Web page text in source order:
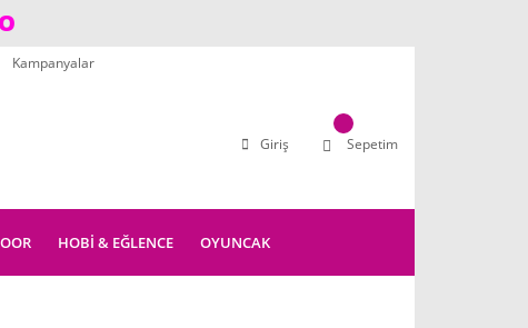
Kampanyalar
Giriş Sepetim
HOBİ & EĞLENCE OYUNCAK